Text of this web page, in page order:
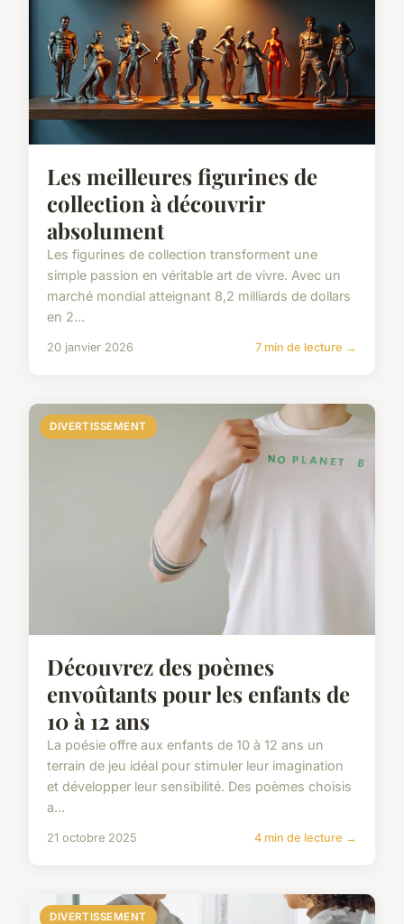
Les meilleures figurines de
collection à découvrir
absolument
Les figurines de collection transforment une
simple passion en véritable art de vivre. Avec un
marché mondial atteignant 8,2 milliards de dollars
en 2...
20 janvier 2026 7 min de lecture →
DIVERTISSEMENT
Découvrez des poèmes
envoûtants pour les enfants de
10 à 12 ans
La poésie offre aux enfants de 10 à 12 ans un
terrain de jeu idéal pour stimuler leur imagination
et développer leur sensibilité. Des poèmes choisis
a...
21 octobre 2025 4 min de lecture →
DIVERTISSEMENT